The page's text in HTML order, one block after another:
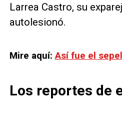
Larrea Castro, su
autolesionó.
Mire aquí:Así fue el
Los reportes de